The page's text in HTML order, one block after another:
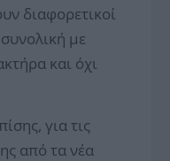
διαφορετικοί
με
και όχι
για τις
από τα νέα